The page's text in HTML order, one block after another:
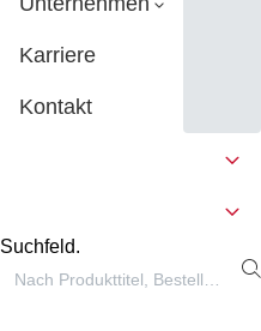
Karriere
Kontakt
Suchfeld.